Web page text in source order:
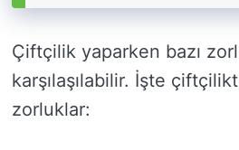
Çiftçilik yaparken bazı
karşılaşılabilir. İşte
zorluklar: